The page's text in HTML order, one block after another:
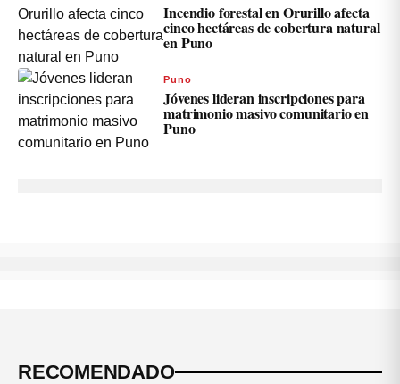
Incendio forestal en Orurillo afecta
cinco hectáreas de cobertura natural
en Puno
Puno
Jóvenes lideran inscripciones para
matrimonio masivo comunitario en
Puno
RECOMENDADO